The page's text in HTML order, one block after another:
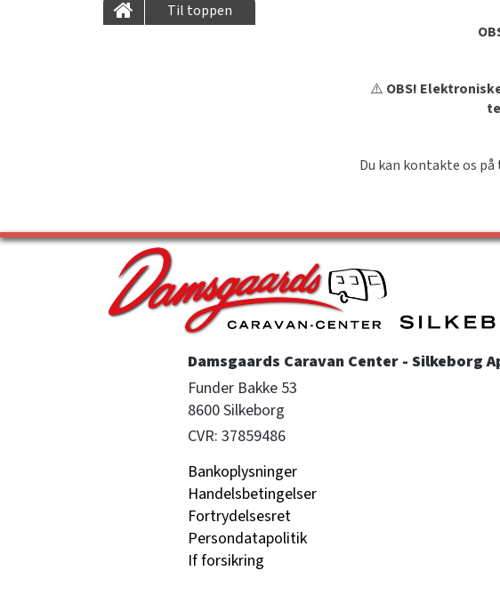
Til toppen
⚠️ OBS!
Du kan kontakte os på
Damsgaards Caravan Center - Silkeborg
Funder Bakke 53
8600 Silkeborg
CVR: 37859486
Bankoplysninger
Handelsbetingelser
Fortrydelsesret
Persondatapolitik
If forsikring